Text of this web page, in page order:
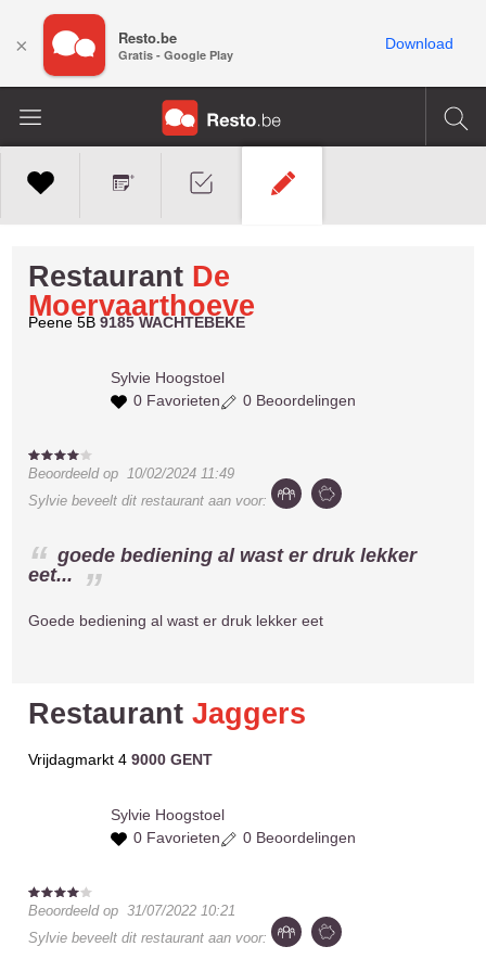
Restaurant De
Moervaarthoeve
Peene 5B9185 WACHTEBEKE
Sylvie Hoogstoel
0 Favorieten
0 Beoordelingen
Beoordeeld op10/02/2024 11:49
Sylvie beveelt dit restaurant aan voor:
goede bediening al wast er druk lekker
eet...
Goede bediening al wast er druk lekker eet
Restaurant Jaggers
Vrijdagmarkt 49000 GENT
Sylvie Hoogstoel
0 Favorieten
0 Beoordelingen
Beoordeeld op31/07/2022 10:21
Sylvie beveelt dit restaurant aan voor:
× Resto.be
Gratis - Google Play
Download